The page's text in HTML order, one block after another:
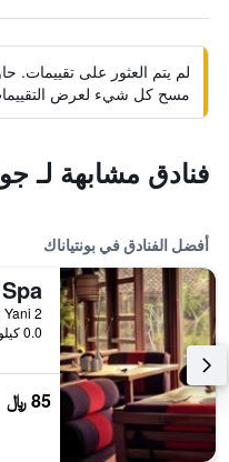
لم يتم العثور على تقييمات.
مسح كل شيء لعرض
فنادق مشابهة لـ
أفضل الفنادق في بونتياناك
0.0 كيلومتر عن وسط المدينة
85 ﷼